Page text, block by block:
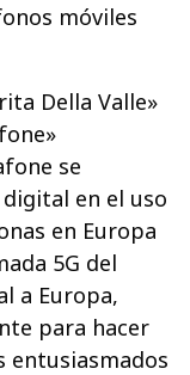
móviles
Della Valle»
se
en el uso
en Europa
5G del
a Europa,
para hacer
entusiasmados